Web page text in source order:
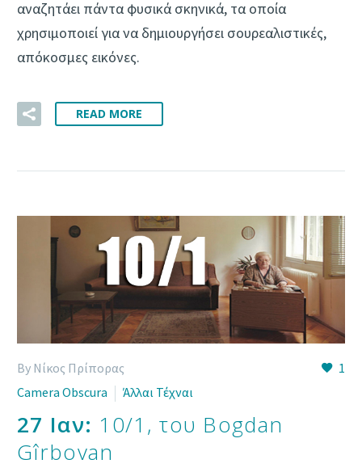
αναζητάει πάντα φυσικά σκηνικά, τα οποία
χρησιμοποιεί για να δημιουργήσει σουρεαλιστικές,
απόκοσμες εικόνες.
READ MORE
1
By Νίκος Πρίπορας
Camera Obscura
Άλλαι Τέχναι
27 Ιαν: 10/1, του Bogdan
Gîrbovan